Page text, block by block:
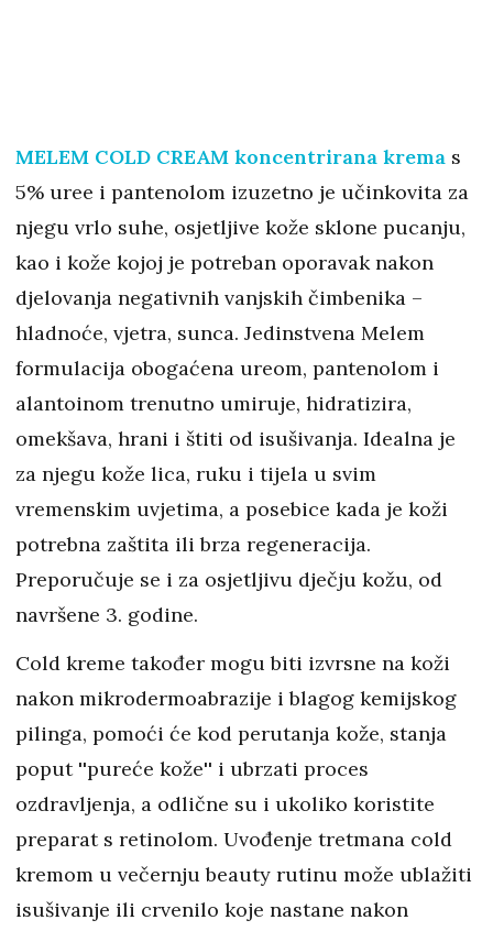
MELEM COLD CREAM koncentrirana krema s
5% uree i pantenolom izuzetno je učinkovita za
njegu vrlo suhe, osjetljive kože sklone pucanju,
kao i kože kojoj je potreban oporavak nakon
djelovanja negativnih vanjskih čimbenika –
hladnoće, vjetra, sunca. Jedinstvena Melem
formulacija obogaćena ureom, pantenolom i
alantoinom trenutno umiruje, hidratizira,
omekšava, hrani i štiti od isušivanja. Idealna je
za njegu kože lica, ruku i tijela u svim
vremenskim uvjetima, a posebice kada je koži
potrebna zaštita ili brza regeneracija.
Preporučuje se i za osjetljivu dječju kožu, od
navršene 3. godine.
Cold kreme također mogu biti izvrsne na koži
nakon mikrodermoabrazije i blagog kemijskog
pilinga, pomoći će kod perutanja kože, stanja
poput ''pureće kože'' i ubrzati proces
ozdravljenja, a odlične su i ukoliko koristite
preparat s retinolom. Uvođenje tretmana cold
kremom u večernju beauty rutinu može ublažiti
isušivanje ili crvenilo koje nastane nakon